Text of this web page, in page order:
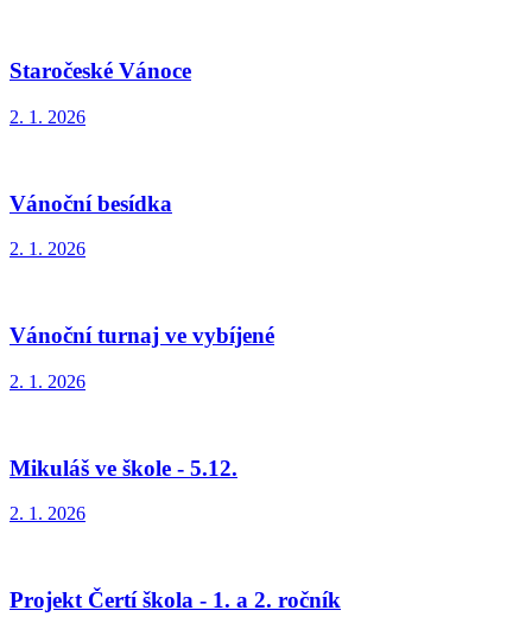
Staročeské Vánoce
2. 1. 2026
Vánoční besídka
2. 1. 2026
Vánoční turnaj ve vybíjené
2. 1. 2026
Mikuláš ve škole - 5.12.
2. 1. 2026
Projekt Čertí škola - 1. a 2. ročník